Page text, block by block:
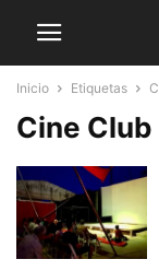
Inicio Etiquetas
Cine